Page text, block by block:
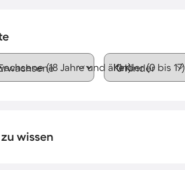
(18 Jahre und älter)Kinder (0 bis 17)
wissen